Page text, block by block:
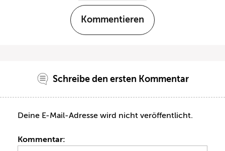
Kommentieren
Schreibe den ersten Kommentar
Deine E-Mail-Adresse wird nicht veröffentlicht.
Kommentar: